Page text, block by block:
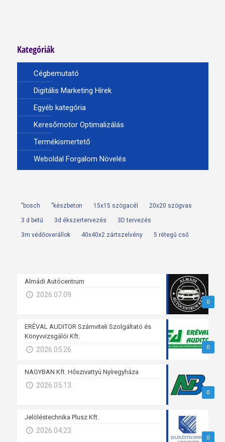
Kategóriák
Cégbemutató
Digitális Marketing Hírek
Egyéb kategória
Keresőmotor Optimalizálás
Termékismertető
Weboldal Forgalom Növelés
"bosch "készbeton 15x15 szögacél 20x20 szögvas
3 d betű 3d ékszertervezés 3D tervezés
3m védőoverállok 40x40x2 zártszelvény 5 rétegű cső
0
Almádi Autócentrum
2026.07.09.
0
ERÉVAL AUDITOR Számviteli Szolgáltató és
Könyvvizsgálói Kft.
2026.05.26.
0
NAGYBAN Kft. Hőszivattyú Nyíregyháza
2026.05.13.
0
Jelöléstechnika Plusz Kft.
2026.04.23.